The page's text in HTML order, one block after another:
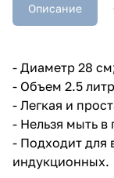
Описание
- Диаметр 28
- Объем 2.5
- Легкая и
- Нельзя мыть
- Подходит для
индукционных.